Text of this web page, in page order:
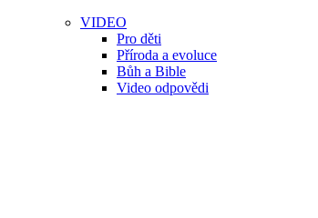
VIDEO
Pro děti
Příroda a evoluce
Bůh a Bible
Video odpovědi